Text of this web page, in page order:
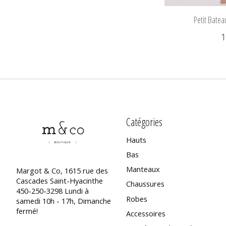
Petit
Margot & Co, 1615 rue des
Cascades Saint-Hyacinthe
450-250-3298 Lundi à
samedi 10h - 17h, Dimanche
fermé!
Catégories
Hauts
Bas
Manteaux
Chaussures
Robes
Accessoires